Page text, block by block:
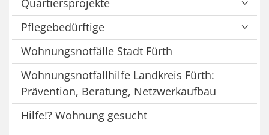
Pflegebedürftige
Wohnungsnotfälle Stadt Fürth
Wohnungsnotfallhilfe Landkreis Fürth:
Prävention, Beratung, Netzwerkaufbau
Hilfe!? Wohnung gesucht